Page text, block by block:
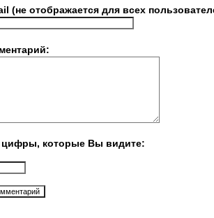
(не отображается для всех
цифры, которые Вы видите: